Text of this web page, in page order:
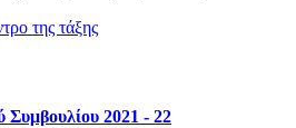
της τάξης
2021 - 22